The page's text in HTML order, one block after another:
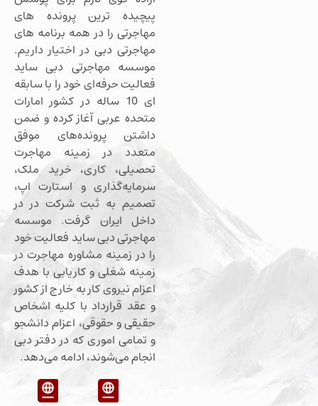
پیچیده ترین پرونده های
مهاجرتی را در همه برنامه های
مهاجرتی دبی در اختیار داریم.
موسسه مهاجرتی دبی ساید
فعالیت حرفه‌ای خود را با سابقه
ای 10 ساله در کشور امارات
متحده عربی آغاز کرده و ضمن
داشتن پرونده‌های موفق
متعدد در زمینه مهاجرت
تحصیلی، کاری، خرید ملک،
سرمایه‌گذاری و استارت اپ،
تصمیم به ثبت شرکت در در
داخل ایران گرفت. موسسه
مهاجرتی دبی ساید فعالیت خود
را در زمینه مشاوره مهاجرت در
زمینه شغلی و کاریابی با هدف
اعزام نیروی کار به خارج از کشور
و عقد قرارداد با کلیه اشخاص
حقیقی و حقوقی، اعزام دانشجو
و تمامی اموری که در دفتر دبی
انجام می‌شوند، ادامه می‌دهد.